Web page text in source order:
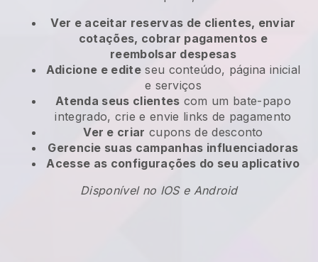
Ver e aceitar reservas de clientes, enviar
cotações, cobrar pagamentos e
reembolsar despesas
Adicione e editeseu conteúdo, página inicial
e serviços
Atenda seus clientes com um bate-papo
integrado, crie e envie links de pagamento
Ver e criar cupons de desconto
Gerencie suas campanhas influenciadoras
Acesse as configurações do seu aplicativo
Disponível no IOS e Android